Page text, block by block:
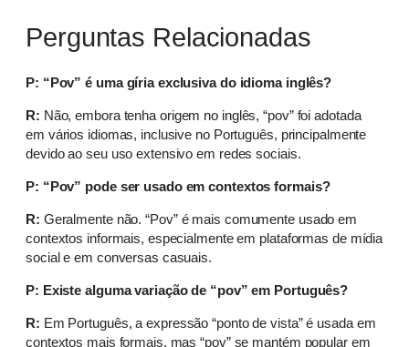
Perguntas Relacionadas
P: “Pov” é uma gíria exclusiva do idioma inglês?
R: Não, embora tenha origem no inglês, “pov” foi adotada
em vários idiomas, inclusive no Português, principalmente
devido ao seu uso extensivo em redes sociais.
P: “Pov” pode ser usado em contextos formais?
R: Geralmente não. “Pov” é mais comumente usado em
contextos informais, especialmente em plataformas de mídia
social e em conversas casuais.
P: Existe alguma variação de “pov” em Português?
R: Em Português, a expressão “ponto de vista” é usada em
contextos mais formais, mas “pov” se mantém popular em